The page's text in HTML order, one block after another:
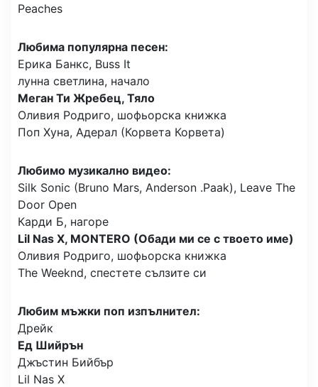
Peaches
Любима популярна песен:
Ерика Банкс, Buss It
лунна светлина, начало
Меган Ти Жребец, Тяло
Оливия Родриго, шофьорска книжка
Поп Хуна, Адерал (Корвета Корвета)
Любимо музикално видео:
Silk Sonic (Bruno Mars, Anderson .Paak), Leave The
Door Open
Карди Б, нагоре
Lil Nas X, MONTERO (Обади ми се с твоето име)
Оливия Родриго, шофьорска книжка
The Weeknd, спестете сълзите си
Любим мъжки поп изпълнител:
Дрейк
Ед Шийрън
Джъстин Бийбър
Lil Nas X